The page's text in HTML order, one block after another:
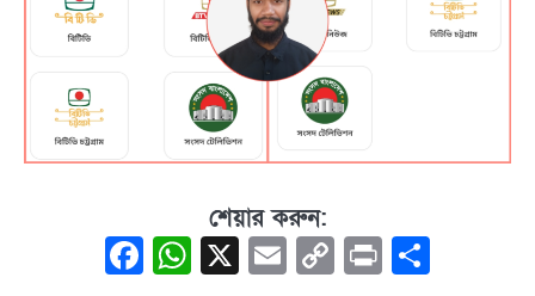
শেয়ার করুন:
Facebook
WhatsApp
X EmailCopy
Print